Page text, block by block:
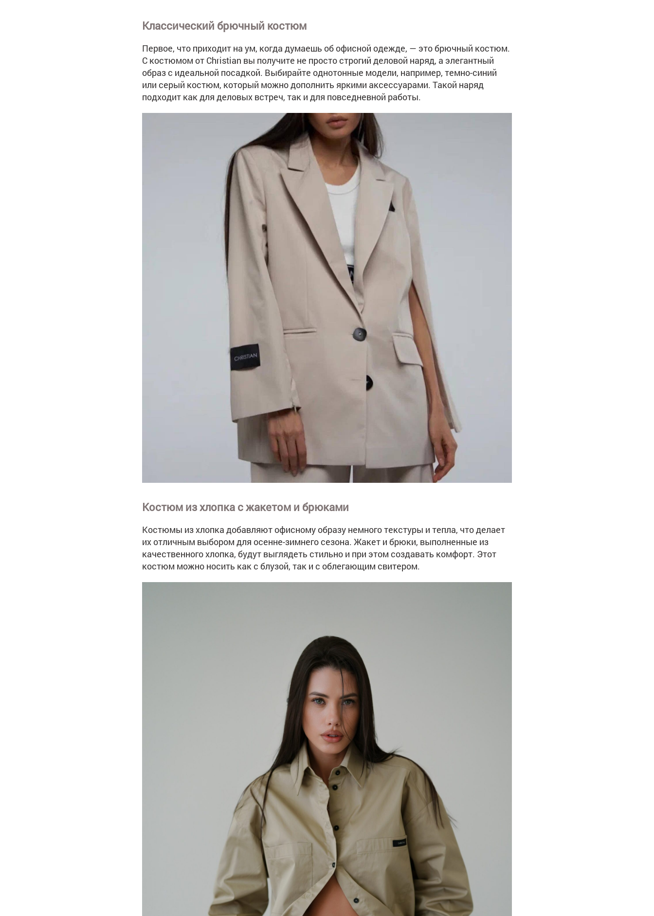
Классический брючный костюм
Первое, что приходит на ум, когда думаешь об офисной одежде, — это брючный костюм.
С костюмом от Christian вы получите не просто строгий деловой наряд, а элегантный
образ с идеальной посадкой. Выбирайте однотонные модели, например, темно-синий
или серый костюм, который можно дополнить яркими аксессуарами. Такой наряд
подходит как для деловых встреч, так и для повседневной работы.
Костюм из хлопка с жакетом и брюками
Костюмы из хлопка добавляют офисному образу немного текстуры и тепла, что делает
их отличным выбором для осенне-зимнего сезона. Жакет и брюки, выполненные из
качественного хлопка, будут выглядеть стильно и при этом создавать комфорт. Этот
костюм можно носить как с блузой, так и с облегающим свитером.